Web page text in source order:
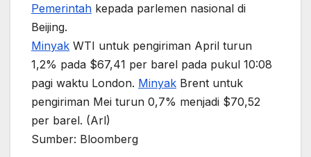
Pemerintah kepada parlemen nasional di
Beijing.
Minyak WTI untuk pengiriman April turun
1,2% pada $67,41 per barel pada pukul 10:08
pagi waktu London. Minyak Brent untuk
pengiriman Mei turun 0,7% menjadi $70,52
per barel. (Arl)
Sumber: Bloomberg